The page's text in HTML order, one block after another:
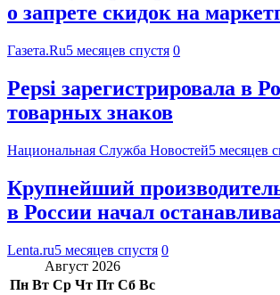
о запрете скидок на
Газета.Ru5 месяцев спустя 0
Pepsi зарегистрировала в
товарных знаков
Национальная Служба Новостей5 месяцев
Крупнейший
в России начал
Lenta.ru5 месяцев спустя 0
Август 2026
Пн Вт Ср Чт Пт Сб Вс